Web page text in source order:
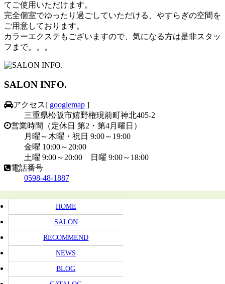
てご使用いただけます。
完全個室でゆったり過ごしていただける、やすらぎの空間を
ご用意しております。
カラーエクステもございますので、気になる方は是非スタッ
フまで。。。
SALON INFO.
アクセス[ googlemap ]
三重県松阪市嬉野権現前町神北405-2
営業時間（定休日 第2・第4月曜日）
月曜～木曜・祝日 9:00～19:00
金曜 10:00～20:00
土曜 9:00～20:00 日曜 9:00～18:00
電話番号
0598-48-1887
HOME
SALON
RECOMMEND
NEWS
BLOG